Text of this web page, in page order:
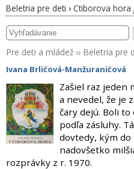
Beletria pre deti › Ctiborova hora
Pre deti a mládež ›› Beletria pre
Ivana Brlićová-Manžuranićová
Zašiel raz jeden
a nevedel, že je
čary dejú. Boli
podľa zásluhy.
dovtedy, kým
nadovšetko
rozprávky z r. 1970.